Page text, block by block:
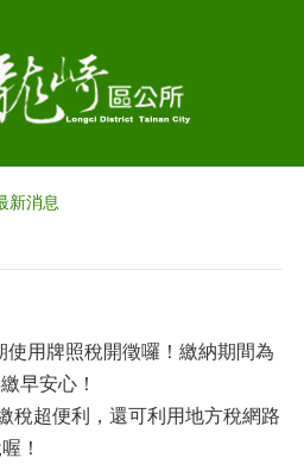
新消息
使用牌照稅開徵囉！繳納期間為
早安心！
稅超便利，還可利用地方稅網路
！